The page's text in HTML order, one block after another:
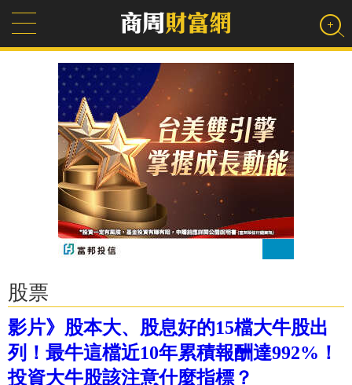
股票
影片》股本大、股息好的15檔大牛股出
列！最牛這檔近10年累積報酬達992%！
投資大牛股該注意什麼指標？